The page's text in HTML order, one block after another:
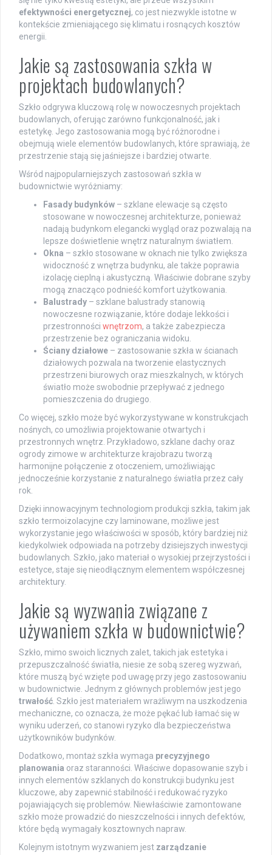
efektywności energetycznej, co jest niezwykle istotne w
kontekście zmieniającego się klimatu i rosnących kosztów
energii.
Jakie są zastosowania szkła w
projektach budowlanych?
Szkło odgrywa kluczową rolę w nowoczesnych projektach
budowlanych, oferując zarówno funkcjonalność, jak i
estetykę. Jego zastosowania mogą być różnorodne i
obejmują wiele elementów budowlanych, które sprawiają, że
przestrzenie stają się jaśniejsze i bardziej otwarte.
Wśród najpopularniejszych zastosowań szkła w
budownictwie wyróżniamy:
Fasady budynków – szklane elewacje są często
stosowane w nowoczesnej architekturze, ponieważ
nadają budynkom elegancki wygląd oraz pozwalają na
lepsze doświetlenie wnętrz naturalnym światłem.
Okna – szkło stosowane w oknach nie tylko zwiększa
widoczność z wnętrza budynku, ale także poprawia
izolację cieplną i akustyczną. Właściwie dobrane szyby
mogą znacząco podnieść komfort użytkowania.
Balustrady – szklane balustrady stanowią
nowoczesne rozwiązanie, które dodaje lekkości i
przestronności wnętrzom, a także zabezpiecza
przestrzenie bez ograniczania widoku.
Ściany działowe – zastosowanie szkła w ścianach
działowych pozwala na tworzenie elastycznych
przestrzeni biurowych oraz mieszkalnych, w których
światło może swobodnie przepływać z jednego
pomieszczenia do drugiego.
Co więcej, szkło może być wykorzystywane w konstrukcjach
nośnych, co umożliwia projektowanie otwartych i
przestronnych wnętrz. Przykładowo, szklane dachy oraz
ogrody zimowe w architekturze krajobrazu tworzą
harmonijne połączenie z otoczeniem, umożliwiając
jednocześnie korzystanie z naturalnego światła przez cały
rok.
Dzięki innowacyjnym technologiom produkcji szkła, takim jak
szkło termoizolacyjne czy laminowane, możliwe jest
wykorzystanie jego właściwości w sposób, który bardziej niż
kiedykolwiek odpowiada na potrzeby dzisiejszych inwestycji
budowlanych. Szkło, jako materiał o wysokiej przejrzystości i
estetyce, staje się nieodłącznym elementem współczesnej
architektury.
Jakie są wyzwania związane z
używaniem szkła w budownictwie?
Szkło, mimo swoich licznych zalet, takich jak estetyka i
przepuszczalność światła, niesie ze sobą szereg wyzwań,
które muszą być wzięte pod uwagę przy jego zastosowaniu
w budownictwie. Jednym z głównych problemów jest jego
trwałość . Szkło jest materiałem wrażliwym na uszkodzenia
mechaniczne, co oznacza, że może pękać lub łamać się w
wyniku uderzeń, co stanowi ryzyko dla bezpieczeństwa
użytkowników budynków.
Dodatkowo, montaż szkła wymaga precyzyjnego
planowania oraz staranności. Właściwe dopasowanie szyb i
innych elementów szklanych do konstrukcji budynku jest
kluczowe, aby zapewnić stabilność i redukować ryzyko
pojawiających się problemów. Niewłaściwie zamontowane
szkło może prowadzić do nieszczelności i innych defektów,
które będą wymagały kosztownych napraw.
Kolejnym istotnym wyzwaniem jest zarządzanie